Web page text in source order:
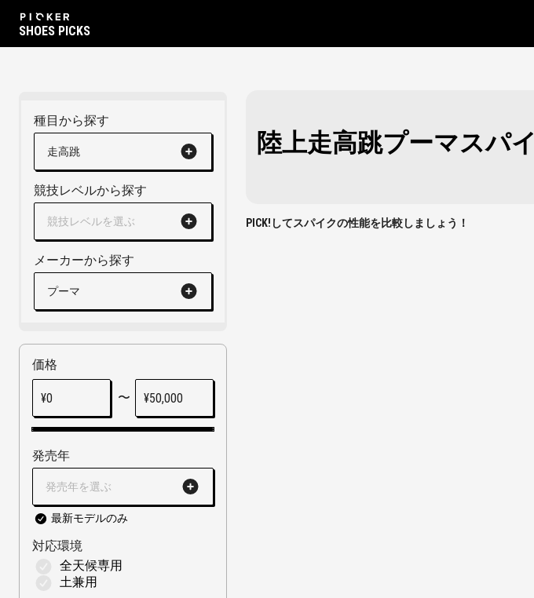
SHOES PICKS
種目から探す
走高跳
競技レベルから探す
競技レベルを選ぶ
メーカーから探す
プーマ
価格
¥0 〜 ¥50,000
発売年
発売年を選ぶ
最新モデルのみ
対応環境
全天候専用
土兼用
陸上走高跳プーマスパ
PICK!してスパイクの性能を比較しましょう！